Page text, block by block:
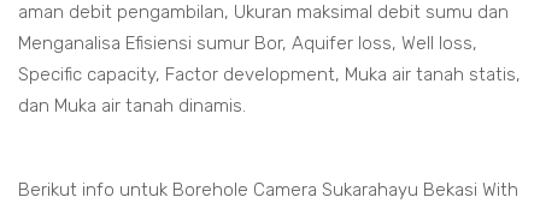
aman debit pengambilan, Ukuran maksimal debit sumu dan
Menganalisa Efisiensi sumur Bor, Aquifer loss, Well loss,
Specific capacity, Factor development, Muka air tanah statis,
dan Muka air tanah dinamis.
Berikut info untuk Borehole Camera Sukarahayu Bekasi With